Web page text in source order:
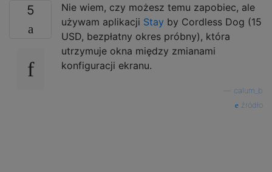
5
Nie wiem, czy możesz temu zapobiec, ale
używam aplikacji Stay by Cordless Dog (15
USD, bezpłatny okres próbny), która
utrzymuje okna między zmianami
konfiguracji ekranu.
calum_b
źródło